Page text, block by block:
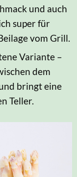
und auch
super für
vom Grill.
Variante –
dem
bringt eine
Teller.